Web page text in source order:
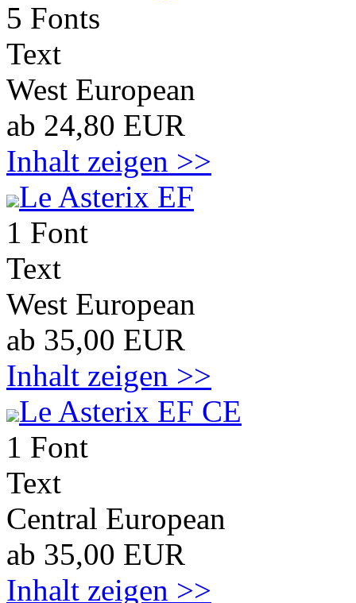
5 Fonts
Text
West European
ab 24,80 EUR
Inhalt zeigen >>
Le Asterix EF
1 Font
Text
West European
ab 35,00 EUR
Inhalt zeigen >>
Le Asterix EF CE
1 Font
Text
Central European
ab 35,00 EUR
Inhalt zeigen >>